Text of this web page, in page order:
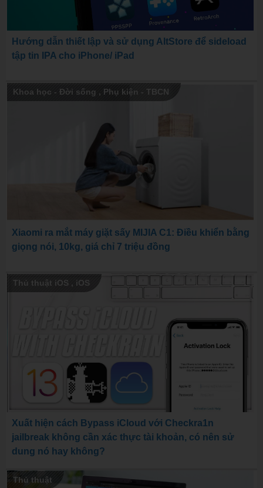
Hướng dẫn thiết lập và sử dụng AltStore để sideload
tập tin IPA cho iPhone/ iPad
Khoa học - Đời sống , Phụ kiện - TBCN
Xiaomi ra mắt máy giặt sấy MIJIA C1: Điều khiển bằng
giọng nói, 10kg, giá chỉ 7 triệu đồng
Thủ thuật iOS , iOS
Xuất hiện cách Bypass iCloud với Checkra1n
jailbreak không cần xác thực tài khoản, có nên sử
dung nó hay không?
Thủ thuật